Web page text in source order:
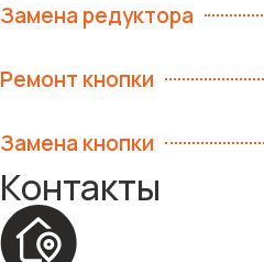
Замена редуктора
Ремонт кнопки
Замена кнопки
Контакты